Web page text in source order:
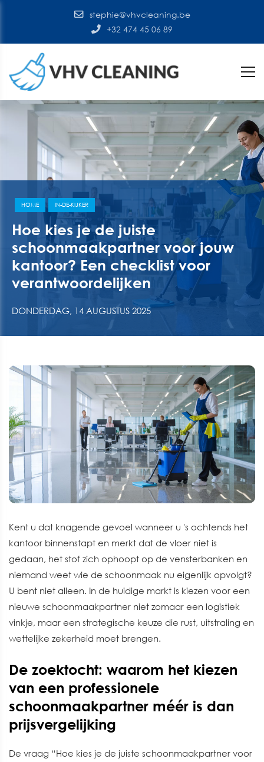
stephie@vhvcleaning.be
+32 474 45 06 89
HOME IN-DE-KIJKER
Hoe kies je de juiste
schoonmaakpartner voor jouw
kantoor? Een checklist voor
verantwoordelijken
DONDERDAG, 14 AUGUSTUS 2025
Kent u dat knagende gevoel wanneer u 's ochtends het
kantoor binnenstapt en merkt dat de vloer niet is
gedaan, het stof zich ophoopt op de vensterbanken en
niemand weet wie de schoonmaak nu eigenlijk opvolgt?
U bent niet alleen. In de huidige markt is kiezen voor een
nieuwe schoonmaakpartner niet zomaar een logistiek
vinkje, maar een strategische keuze die rust, uitstraling en
wettelijke zekerheid moet brengen.
De zoektocht: waarom het kiezen
van een professionele
schoonmaakpartner méér is dan
prijsvergelijking
De vraag “Hoe kies je de juiste schoonmaakpartner voor